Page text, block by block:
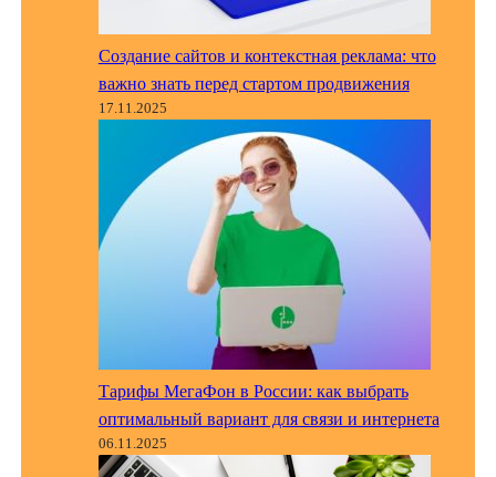
Создание сайтов и контекстная реклама: что
важно знать перед стартом продвижения
17.11.2025
Тарифы МегаФон в России: как выбрать
оптимальный вариант для связи и интернета
06.11.2025